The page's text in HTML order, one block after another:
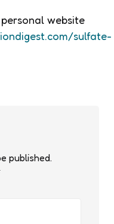
website
sulfate-
published.